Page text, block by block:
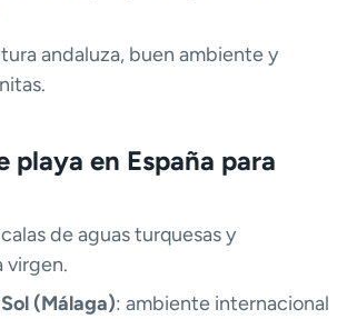
andaluza, buen ambiente y
playa en España para
de aguas turquesas y
virgen.
(Málaga): ambiente internacional